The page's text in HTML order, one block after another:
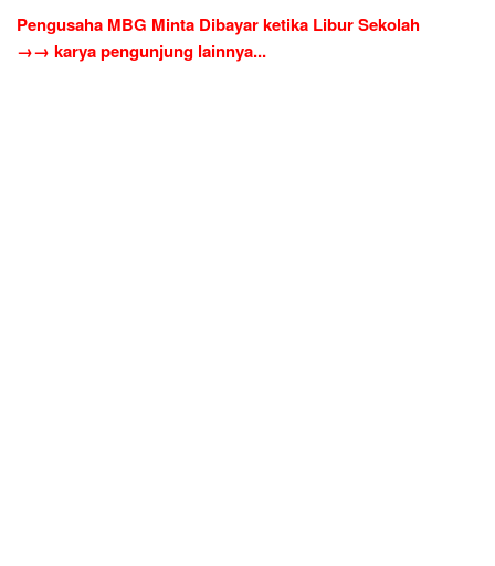
Pengusaha MBG Minta Dibayar ketika Libur Sekolah
→→ karya pengunjung lainnya...